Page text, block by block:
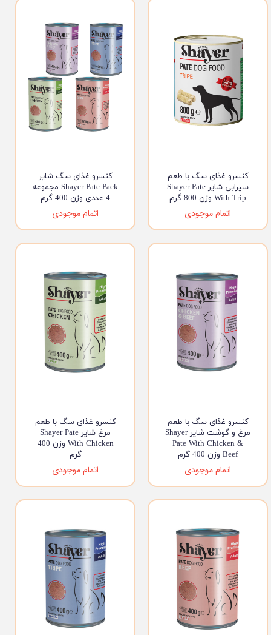
کنسرو غذای سگ با طعم
سیرابی شایر Shayer Pate
With Trip وزن 800 گرم
اتمام موجودی
کنسرو غذای سگ شایر
Shayer Pate Pack مجموعه
4 عددی وزن 400 گرم
اتمام موجودی
کنسرو غذای سگ با طعم
مرغ و گوشت شایر Shayer
Pate With Chicken &
Beef وزن 400 گرم
اتمام موجودی
کنسرو غذای سگ با طعم
مرغ شایر Shayer Pate
With Chicken وزن 400
گرم
اتمام موجودی